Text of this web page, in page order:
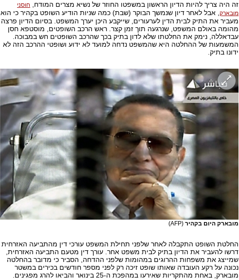
זה היה צריך להיות הדיון הראשון במשפטו החוזר של נשיא מצרים המודח, חוסני
מובארק, אבל לאחר דיון שנמשך הבוקר (שבת) כמה שניות הודיע השופט בקהיר כי הוא
מעביר את התיק לבית הדין לערעורים, שייקבע היכן יערך המשפט. בסיום הדיון פרצה
מהומה באולם המשפט, שנרגעה תוך זמן קצר. ראש הרכב השופטים, מוסטפא חסן
עבדאללה, נימק את החלטתו שלא לדון בתיק בכך שהרכב השופטים חש במבוכה.
המשמעות של ההחלטה היא שהמשפט נדחה למועד לא ידוע ושופטי ההרכב הזה לא
ידונו בתיק.
מובארק היום בקהיר (AFP)
החלטת השופט התקבלה לאחר שלפני תחילת המשפט עורכי דין מהתביעה האזרחית
דרשו להעביר את הדיון בתיק לבית משפט אחר. עורך דין מטעם התביעה האזרחית,
שמייצג את משפחות ההרוגים במהומות שלפני ההדחה, הסביר כי מדובר בהחלטה
נכונה על רקע העובדה שאותו שופט זיכה רק לפני מספר חודשים בכירים במשטר
מובארק, באחת מהתקריות שאירעו במהפכת ה-25 בינואר והביאו להרג מפגינים.